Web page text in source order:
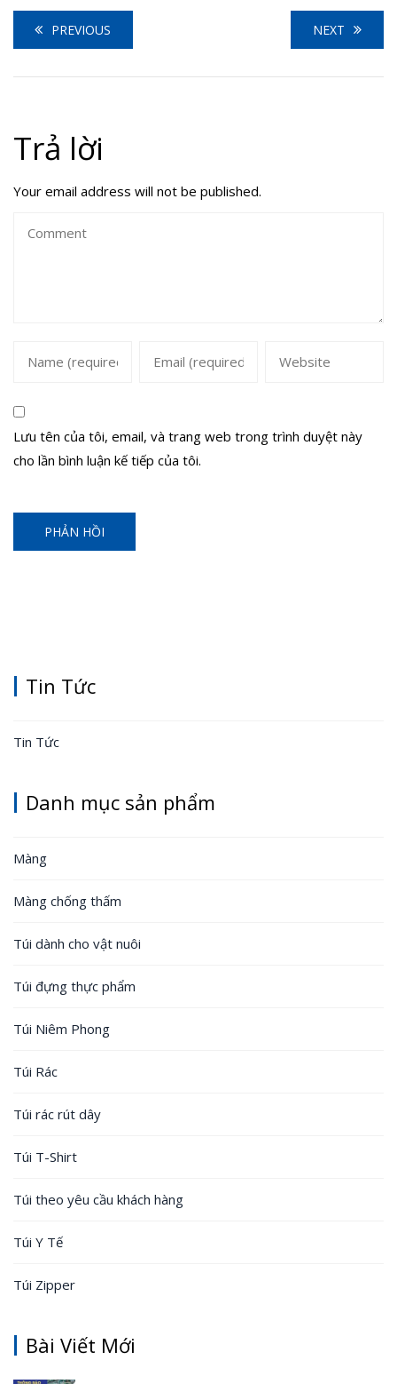
PREVIOUS NEXT
Trả lời
Your email address will not be published.
Lưu tên của tôi, email, và trang web trong trình duyệt này
cho lần bình luận kế tiếp của tôi.
Tin Tức
Tin Tức
Danh mục sản phẩm
Màng
Màng chống thấm
Túi dành cho vật nuôi
Túi đựng thực phẩm
Túi Niêm Phong
Túi Rác
Túi rác rút dây
Túi T-Shirt
Túi theo yêu cầu khách hàng
Túi Y Tế
Túi Zipper
Bài Viết Mới